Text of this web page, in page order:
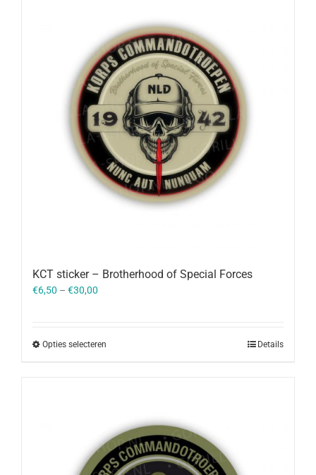
KCT sticker – Brotherhood of Special Forces
€6,50 – €30,00
Opties selecteren Details